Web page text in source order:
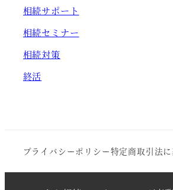
相続サポート
相続セミナー
相続対策
終活
プライバシーポリシー特定商取引法